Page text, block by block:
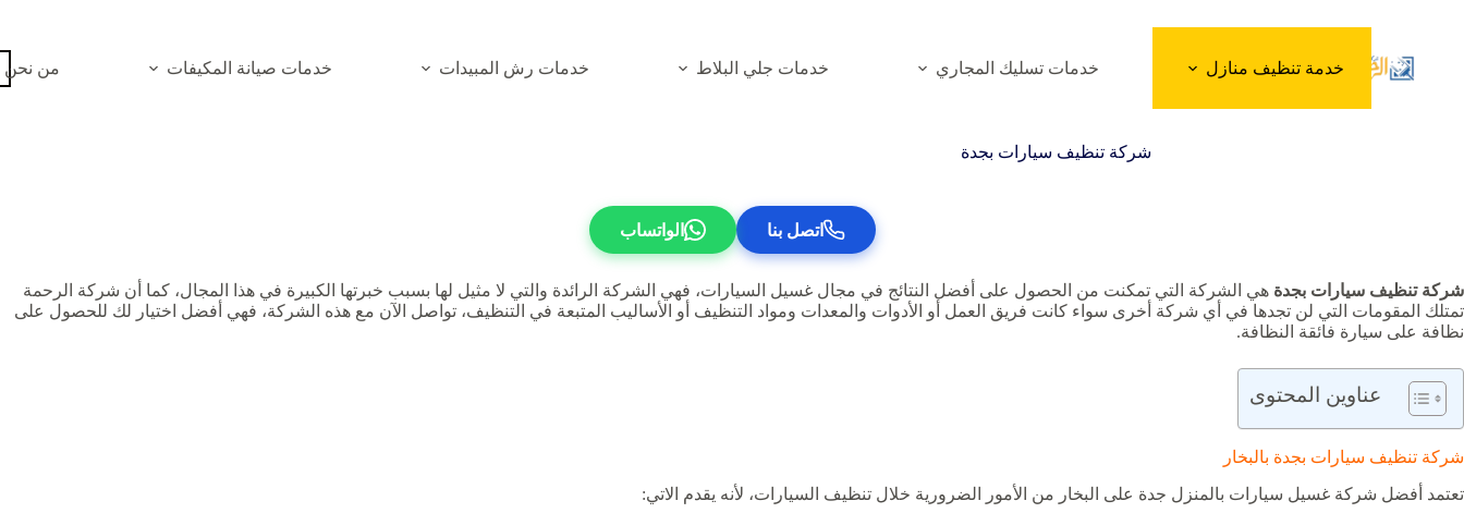
خدمة تنظيف منازل
خدمات تسليك المجاري خدمات جلي البلاط خدمات رش المبيدات خدمات صيانة المكيفات من نحن
شركة تنظيف سيارات بجدة
اتصل بنا الواتساب
شركة تنظيف سيارات بجدة هي الشركة التي تمكنت من الحصول على أفضل النتائج في مجال غسيل السيارات، فهي الشركة الرائدة والتي لا مثيل لها بسبب خبرتها الكبيرة في هذا المجال، كما أن شركة الرحمة
تمتلك المقومات التي لن تجدها في أي شركة أخرى سواء كانت فريق العمل أو الأدوات والمعدات ومواد التنظيف أو الأساليب المتبعة في التنظيف، تواصل الآن مع هذه الشركة، فهي أفضل اختيار لك للحصول على
نظافة على سيارة فائقة النظافة.
عناوين المحتوى
شركة تنظيف سيارات بجدة بالبخار
تعتمد أفضل شركة غسيل سيارات بالمنزل جدة على البخار من الأمور الضرورية خلال تنظيف السيارات، لأنه يقدم الاتي: